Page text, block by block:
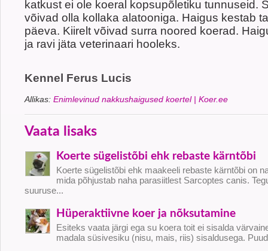
katkust ei ole koeral kopsupõletiku tunnuseid.
võivad olla kollaka alatooniga. Haigus kestab
päeva. Kiirelt võivad surra noored koerad.
ja ravi jäta veterinaari hooleks.
Kennel Ferus Lucis
Allikas: Enimlevinud nakkushaigused koertel | Koer.ee
Vaata lisaks
Koerte sügelistõbi ehk rebaste kärntõbi
Koerte sügelistõbi ehk maakeeli rebaste kärntõbi on
mida põhjustab naha parasiitlest Sarcoptes canis.
suuruse...
Hüperaktiivne koer ja nõksutamine
Esiteks vaata järgi ega su koera toit ei sisalda
madala süsivesiku (nisu, mais, riis) sisaldusega.